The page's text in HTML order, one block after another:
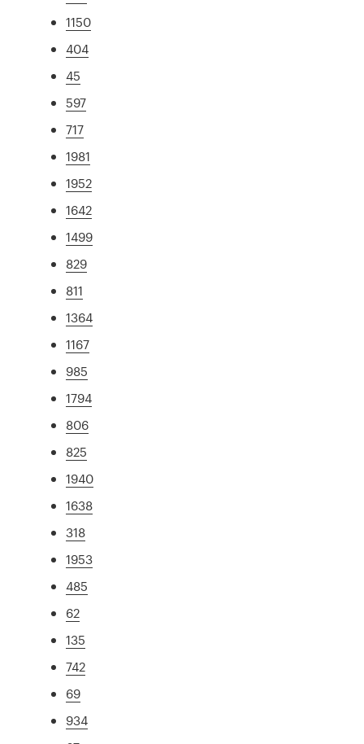
1150
404
45
597
717
1981
1952
1642
1499
829
811
1364
1167
985
1794
806
825
1940
1638
318
1953
485
62
135
742
69
934